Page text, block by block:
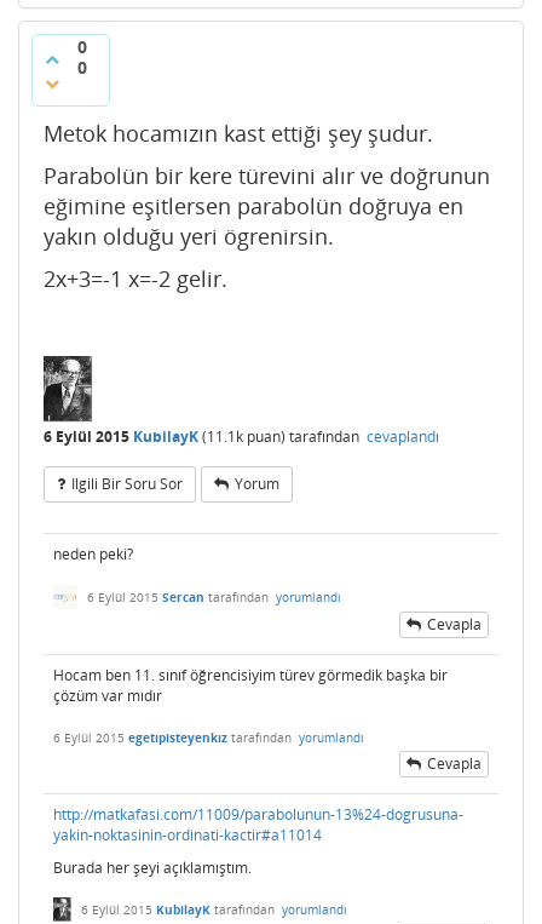
0
0
Metok hocamızın kast ettiği şey şudur.
Parabolün bir kere türevini alır ve doğrunun
eğimine eşitlersen parabolün doğruya en
yakın olduğu yeri ögrenirsin.
2x+3=-1 x=-2 gelir.
6 Eylül 2015 KubilayK(11.1k puan) tarafından cevaplandı
Ilgili Bir Soru Sor Yorum
neden peki?
6 Eylül 2015 Sercan tarafından yorumlandı
Cevapla
Hocam ben 11. sınıf öğrencisiyim türev görmedik başka bir
çözüm var mıdır
6 Eylül 2015 egetıpisteyenkız tarafından yorumlandı
Cevapla
http://matkafasi.com/11009/parabolunun-13%24-dogrusuna-
yakin-noktasinin-ordinati-kactir#a11014
Burada her şeyi açıklamıştım.
6 Eylül 2015 KubilayK tarafından yorumlandı